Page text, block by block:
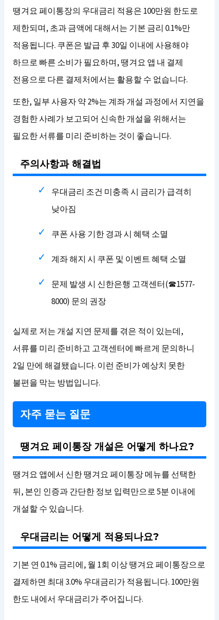
땡겨요 페이통장의 우대금리 적용은 100만원 한도로
제한되며, 초과 금액에 대해서는 기본 금리 0.1%만
적용됩니다. 쿠폰은 발급 후 30일 이내에 사용해야
하므로 빠른 소비가 필요하며, 땡겨요 앱 내 결제
전용으로 다른 결제처에서는 활용할 수 없습니다.
또한, 일부 사용자 약 2%는 계좌 개설 과정에서 지연을
경험한 사례가 보고되어 신속한 개설을 위해서는
필요한 서류를 미리 준비하는 것이 좋습니다.
주의사항과 해결법
우대금리 조건 미충족 시 금리가 급격히
낮아짐
쿠폰 사용 기한 경과 시 혜택 소멸
계좌 해지 시 쿠폰 및 이벤트 혜택 소멸
문제 발생 시 신한은행 고객센터(☎1577-
8000) 문의 권장
실제로 저는 개설 지연 문제를 겪은 적이 있는데,
서류를 미리 준비하고 고객센터에 빠르게 문의하니
2일 만에 해결됐습니다. 이런 준비가 예상치 못한
불편을 막는 방법입니다.
자주 묻는 질문
땡겨요 페이통장 개설은 어떻게 하나요?
땡겨요 앱에서 신한 땡겨요 페이통장 메뉴를 선택한
뒤, 본인 인증과 간단한 정보 입력만으로 5분 이내에
개설할 수 있습니다.
우대금리는 어떻게 적용되나요?
기본 연 0.1% 금리에, 월 1회 이상 땡겨요 페이통장으로
결제하면 최대 3.0% 우대금리가 적용됩니다. 100만원
한도 내에서 우대금리가 주어집니다.